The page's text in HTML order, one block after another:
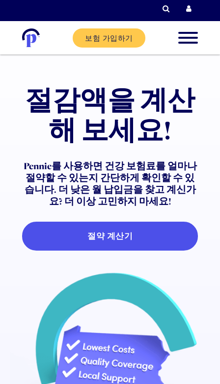
검색
보험 가입하기
현재 고
파트너
도움말
절감액을 계산
해 보세요!
Pennie를 사용하면 건강 보험료를 얼마나
절약할 수 있는지 간단하게 확인할 수 있
습니다. 더 낮은 월 납입금을 찾고 계신가
요? 더 이상 고민하지 마세요!
절약 계산기